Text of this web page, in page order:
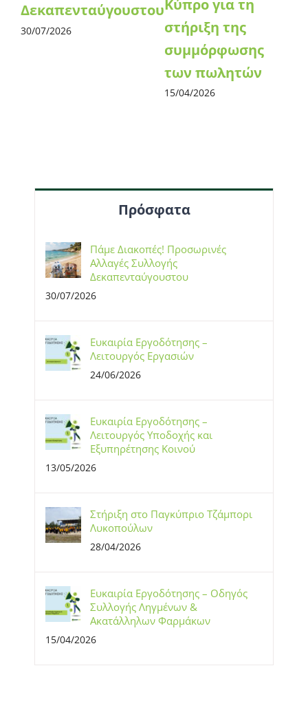
Δεκαπενταύγουστου
30/07/2026
Κύπρο για τη
στήριξη της
συμμόρφωσης
των πωλητών
15/04/2026
Πρόσφατα
Πάμε Διακοπές! Προσωρινές
Αλλαγές Συλλογής
Δεκαπενταύγουστου
30/07/2026
Ευκαιρία Εργοδότησης –
Λειτουργός Εργασιών
24/06/2026
Ευκαιρία Εργοδότησης –
Λειτουργός Υποδοχής και
Εξυπηρέτησης Κοινού
13/05/2026
Στήριξη στο Παγκύπριο Τζάμπορι
Λυκοπούλων
28/04/2026
Ευκαιρία Εργοδότησης – Οδηγός
Συλλογής Ληγμένων &
Ακατάλληλων Φαρμάκων
15/04/2026